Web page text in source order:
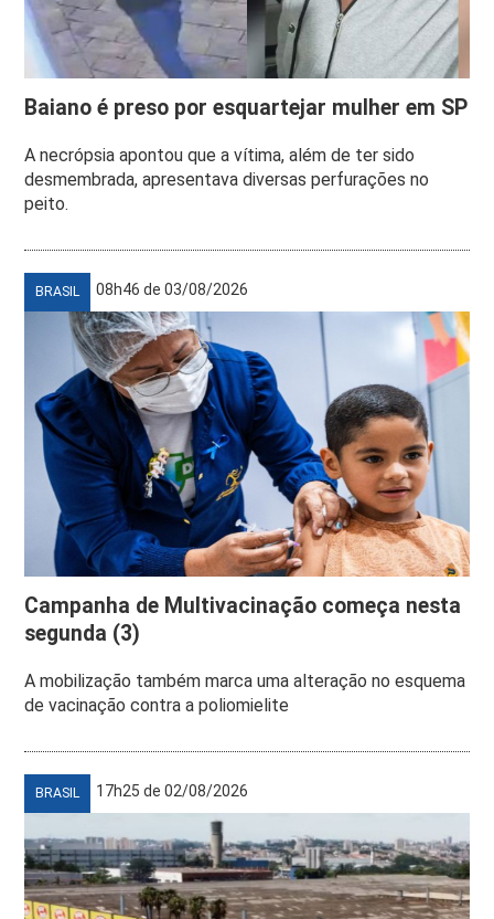
Baiano é preso por esquartejar mulher em SP
A necrópsia apontou que a vítima, além de ter sido
desmembrada, apresentava diversas perfurações no
peito.
BRASIL 08h46 de 03/08/2026
Campanha de Multivacinação começa nesta
segunda (3)
A mobilização também marca uma alteração no esquema
de vacinação contra a poliomielite
BRASIL 17h25 de 02/08/2026